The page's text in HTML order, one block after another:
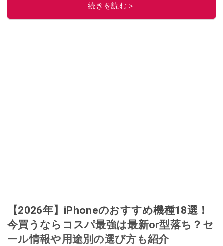
してください！続きを読む＞
【2026年】iPhoneのおすすめ機種18選！
今買うならコスパ最強は最新or型落ち？セ
ール情報や用途別の選び方も紹介